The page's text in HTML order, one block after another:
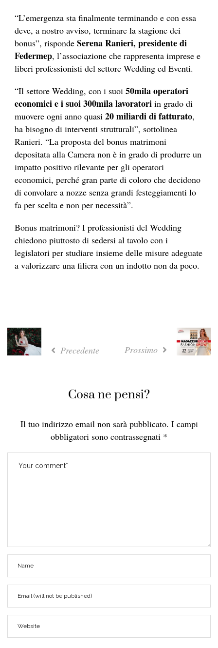
“L’emergenza sta finalmente terminando e con essa
deve, a nostro avviso, terminare la stagione dei
bonus”, risponde Serena Ranieri, presidente di
Federmep, l’associazione che rappresenta imprese e
liberi professionisti del settore Wedding ed Eventi.
“Il settore Wedding, con i suoi 50mila operatori
economici e i suoi 300mila lavoratori in grado di
muovere ogni anno quasi 20 miliardi di fatturato,
ha bisogno di interventi strutturali”, sottolinea
Ranieri. “La proposta del bonus matrimoni
depositata alla Camera non è in grado di produrre un
impatto positivo rilevante per gli operatori
economici, perché gran parte di coloro che decidono
di convolare a nozze senza grandi festeggiamenti lo
fa per scelta e non per necessità”.
Bonus matrimoni? I professionisti del Wedding
chiedono piuttosto di sedersi al tavolo con i
legislatori per studiare insieme delle misure adeguate
a valorizzare una filiera con un indotto non da poco.
Precedente Prossimo
Cosa ne pensi?
Il tuo indirizzo email non sarà pubblicato. I campi
obbligatori sono contrassegnati *